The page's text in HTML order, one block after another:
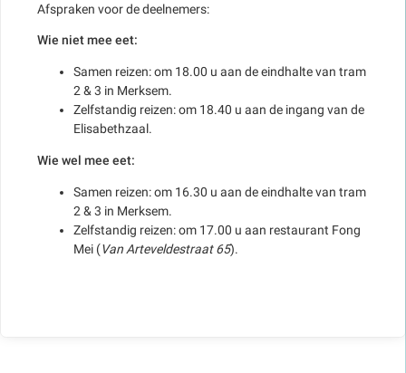
Afspraken voor de deelnemers:
Wie niet mee eet:
Samen reizen: om 18.00 u aan de eindhalte van tram
2 & 3 in Merksem.
Zelfstandig reizen: om 18.40 u aan de ingang van de
Elisabethzaal.
Wie wel mee eet:
Samen reizen: om 16.30 u aan de eindhalte van tram
2 & 3 in Merksem.
Zelfstandig reizen: om 17.00 u aan restaurant Fong
Mei (Van Arteveldestraat 65).